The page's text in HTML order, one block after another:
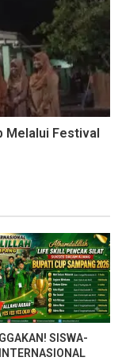
Melalui Festival
SISWA-